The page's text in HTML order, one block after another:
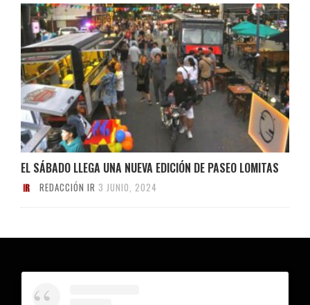
EL SÁBADO LLEGA UNA NUEVA EDICIÓN DE PASEO LOMITAS
REDACCIÓN IR 3 JUNIO, 2024